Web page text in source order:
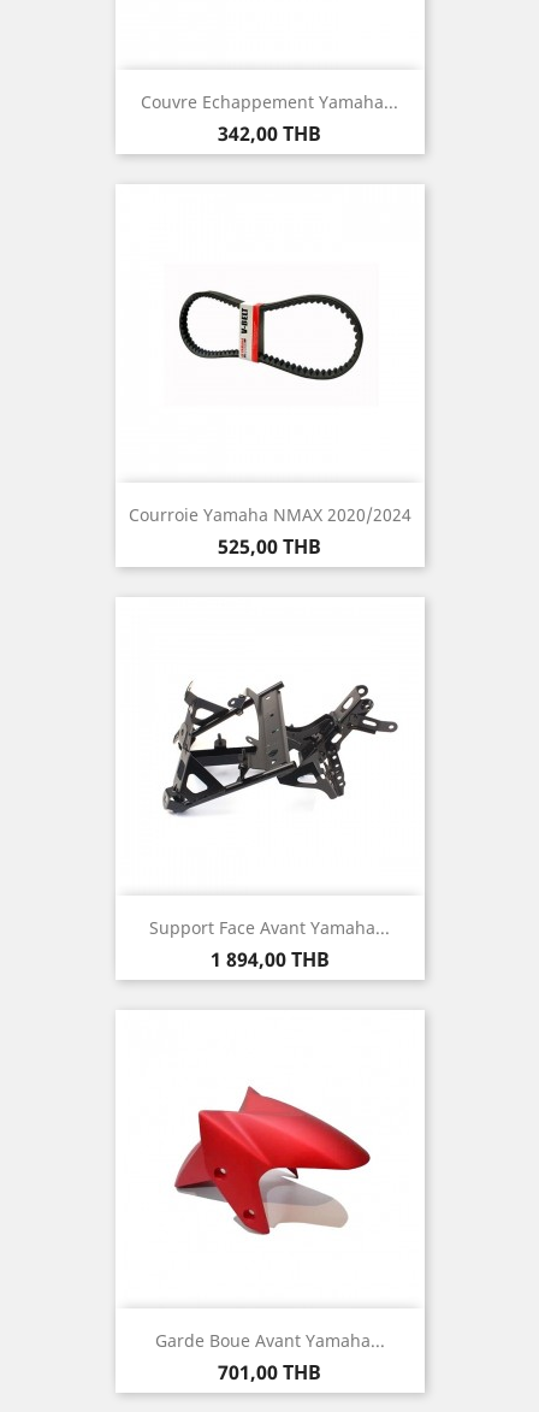
Couvre Echappement Yamaha...
Prix
342,00 THB
Courroie Yamaha NMAX 2020/2024
Prix
525,00 THB
Support Face Avant Yamaha...
Prix
1 894,00 THB
Garde Boue Avant Yamaha...
Prix
701,00 THB